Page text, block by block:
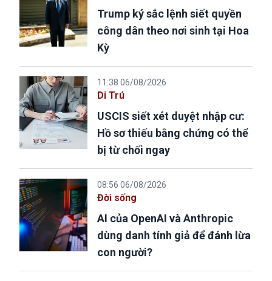
Trump ký sắc lệnh siết quyền
công dân theo nơi sinh tại Hoa
Kỳ
11:38 06/08/2026
Di Trú
USCIS siết xét duyệt nhập cư:
Hồ sơ thiếu bằng chứng có thể
bị từ chối ngay
08:56 06/08/2026
Đời sống
AI của OpenAI và Anthropic
dùng danh tính giả để đánh lừa
con người?